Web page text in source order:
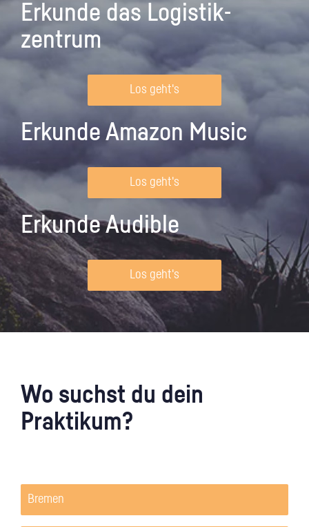
Erkunde das Logistik­
zentrum
Los geht's
Erkunde Amazon Music
Los geht's
Erkunde Audible
Los geht's
Wo suchst du dein
Praktikum?